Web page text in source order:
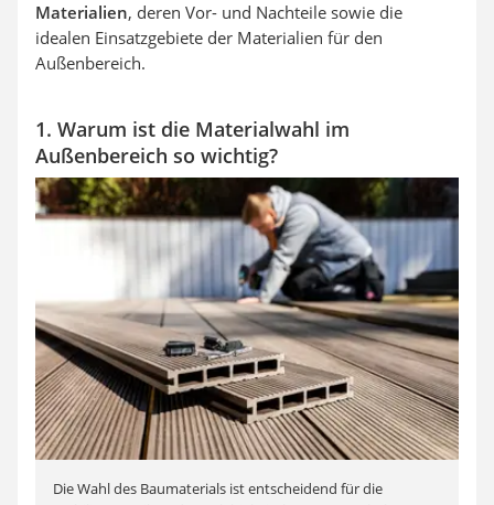
Materialien, deren Vor- und Nachteile sowie die
idealen Einsatzgebiete der Materialien für den
Außenbereich.
1. Warum ist die Materialwahl im
Außenbereich so wichtig?
Die Wahl des Baumaterials ist entscheidend für die